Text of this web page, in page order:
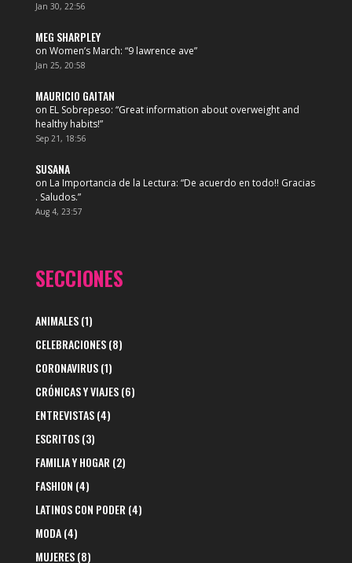
Jan 30, 22:56
MEG SHARPLEY
on Women’s March: “9 lawrence ave”
Jan 25, 20:58
MAURICIO GAITAN
on EL Sobrepeso: “Great information about overweight and
healthy habits!”
Sep 21, 18:56
SUSANA
on La Importancia de la Lectura: “De acuerdo en todo!! Gracias
. Saludos.”
Aug 4, 23:57
SECCIONES
ANIMALES(1)
CELEBRACIONES(8)
CORONAVIRUS(1)
CRÓNICAS Y VIAJES(6)
ENTREVISTAS(4)
ESCRITOS(3)
FAMILIA Y HOGAR (2)
FASHION (4)
LATINOS CON PODER (4)
MODA(4)
MUJERES(8)